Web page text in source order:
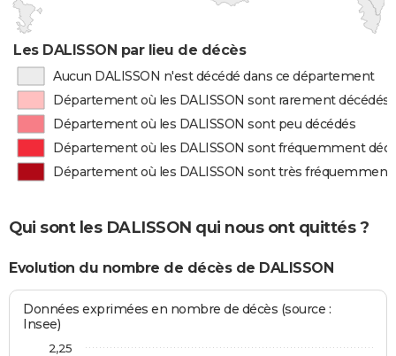
Les DALISSON par lieu de décès
Aucun DALISSON n'est décédé dans ce département
Département où les DALISSON sont rarement décédés
Département où les DALISSON sont peu décédés
Département où les DALISSON sont fréquemment
Département où les DALISSON sont très fréquemment
Qui sont les DALISSON qui nous ont quittés ?
Evolution du nombre de décès de DALISSON
Données exprimées en nombre de décès (source :
Insee)
2,25